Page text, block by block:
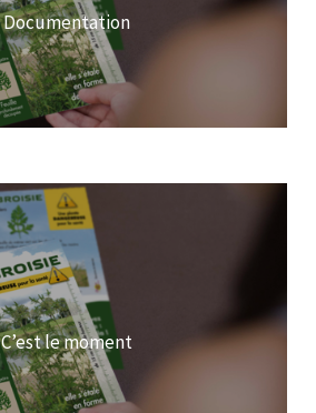
Documentation
C’est le moment